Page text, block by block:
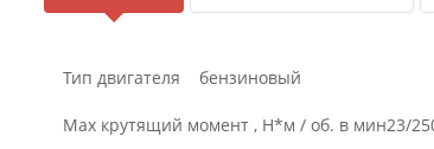
Тип двигателя бензиновый
Max крутящий момент , Н*м / об. в мин23/